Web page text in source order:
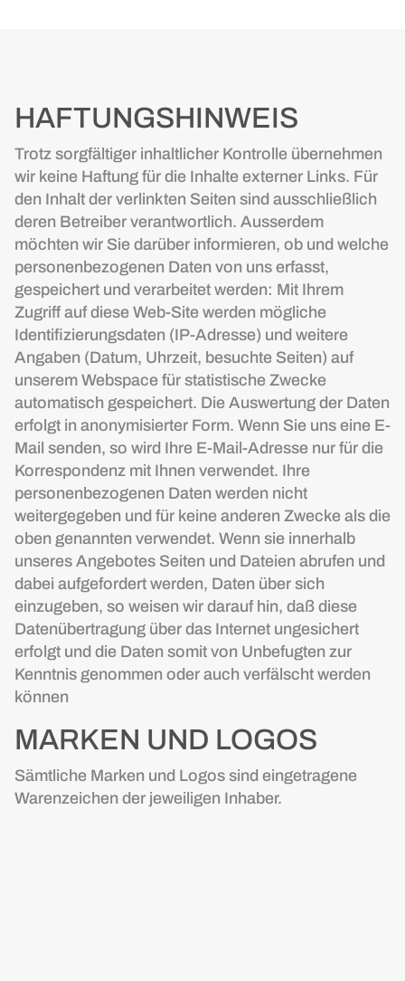
HAFTUNGSHINWEIS
Trotz sorgfältiger inhaltlicher Kontrolle übernehmen
wir keine Haftung für die Inhalte externer Links. Für
den Inhalt der verlinkten Seiten sind ausschließlich
deren Betreiber verantwortlich. Ausserdem
möchten wir Sie darüber informieren, ob und welche
personenbezogenen Daten von uns erfasst,
gespeichert und verarbeitet werden: Mit Ihrem
Zugriff auf diese Web-Site werden mögliche
Identifizierungsdaten (IP-Adresse) und weitere
Angaben (Datum, Uhrzeit, besuchte Seiten) auf
unserem Webspace für statistische Zwecke
automatisch gespeichert. Die Auswertung der Daten
erfolgt in anonymisierter Form. Wenn Sie uns eine E-
Mail senden, so wird Ihre E-Mail-Adresse nur für die
Korrespondenz mit Ihnen verwendet. Ihre
personenbezogenen Daten werden nicht
weitergegeben und für keine anderen Zwecke als die
oben genannten verwendet. Wenn sie innerhalb
unseres Angebotes Seiten und Dateien abrufen und
dabei aufgefordert werden, Daten über sich
einzugeben, so weisen wir darauf hin, daß diese
Datenübertragung über das Internet ungesichert
erfolgt und die Daten somit von Unbefugten zur
Kenntnis genommen oder auch verfälscht werden
können
MARKEN UND LOGOS
Sämtliche Marken und Logos sind eingetragene
Warenzeichen der jeweiligen Inhaber.